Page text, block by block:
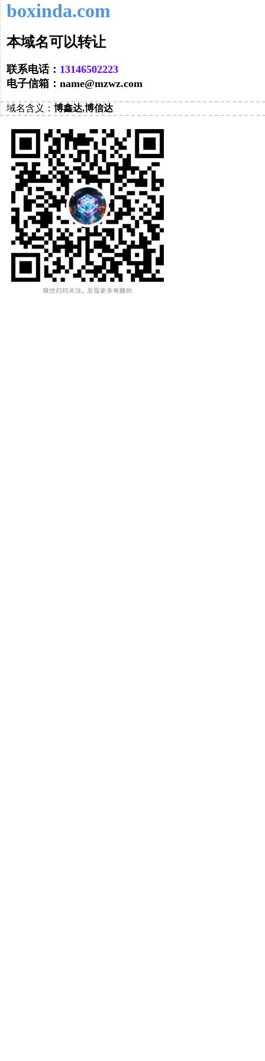
boxinda.com
让转以可名域本
联系电话： 32220564131
电子信箱： moc.zwzm@eman
域名含义： 博鑫达,博信达